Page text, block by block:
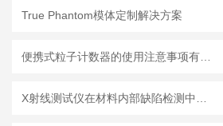
True Phantom模体定制解决方案